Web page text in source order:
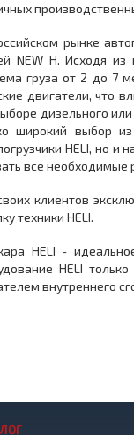
рынке
NEW H. Исходя из
груза от 2 до 7
двигатели, что
дизельного
широкий выбор
HELI, но
все необходимые
клиентов
техники HELI.
HELI -
HELI
внутреннего